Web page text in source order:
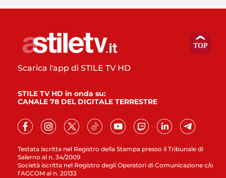
Testata iscritta nel Registro della Stampa presso il Tribunale di
Salerno al n. 34/2009
Società iscritta nel Registro degli Operatori di Comunicazione c/o
l’AGCOM al n. 20133
Scarica l'app di STILE TV HD
STILE TV HD in onda su:
CANALE 78 DEL DIGITALE TERRESTRE